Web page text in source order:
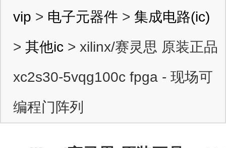
vip > 电子元器件 > 集成电路(ic)
> 其他ic > xilinx/赛灵思 原装正品
xc2s30-5vqg100c fpga - 现场可
编程门阵列